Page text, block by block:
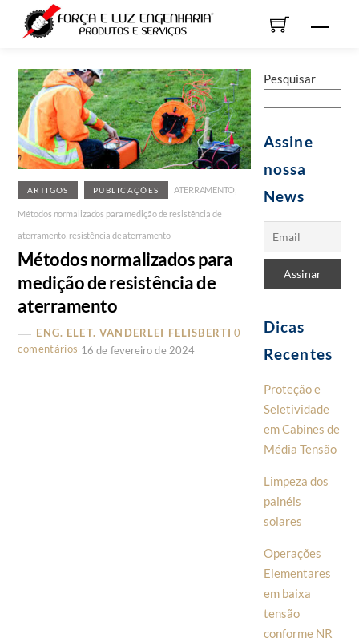
ARTIGOS PUBLICAÇÕES ATERRAMENTO
Métodos normalizados para medição de resistência de
aterramento resistência de aterramento
Métodos normalizados para
medição de resistência de
aterramento
ENG. ELET. VANDERLEI FELISBERTI 0
comentários 16 de fevereiro de 2024
Pesquisar
Assine
nossa
News
Dicas
Recentes
Proteção e
Seletividade
em Cabines de
Média Tensão
Limpeza dos
painéis
solares
Operações
Elementares
em baixa
tensão
conforme NR